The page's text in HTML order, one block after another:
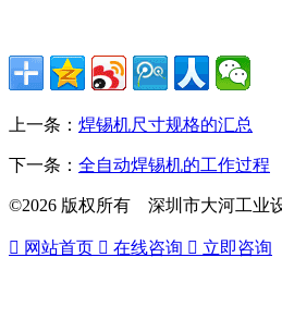
上一条： 焊锡机尺寸规格的汇总
下一条： 全自动焊锡机的工作过程
©2026 版权所有 深圳市大河工业
 网站首页  在线咨询  立即咨询